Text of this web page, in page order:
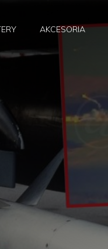
AKCESORIA